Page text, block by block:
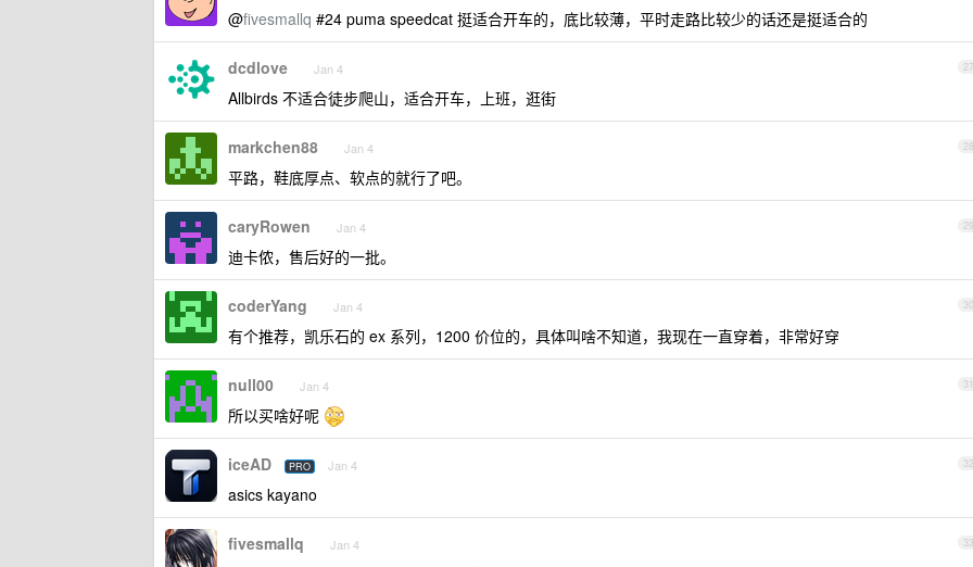
@fivesmallq #24 puma speedcat 挺适合开车的，底比较薄，平时走路比较少的话还是挺适合的
27
dcdlove Jan 4
Allbirds 不适合徒步爬山，适合开车，上班，逛街
28
markchen88 Jan 4
平路，鞋底厚点、软点的就行了吧。
29
caryRowen Jan 4
迪卡侬，售后好的一批。
30
coderYang Jan 4
有个推荐，凯乐石的 ex 系列，1200 价位的，具体叫啥不知道，我现在一直穿着，非常好穿
31
null00 Jan 4
所以买啥好呢
32
iceAD PRO Jan 4
asics kayano
33
fivesmallq Jan 4